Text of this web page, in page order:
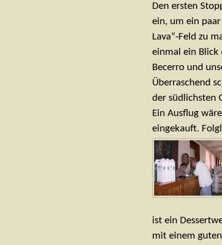
Den ersten
ein, um ein
Lava“-Feld zu
einmal ein Blick
Becerro und
Überraschend
der südlichsten
Ein Ausflug
eingekauft.
ist ein
mit einem